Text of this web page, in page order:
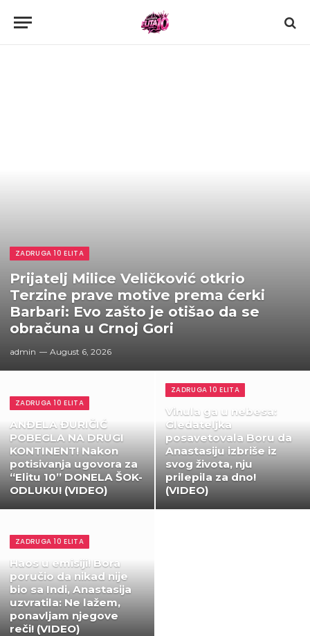
ZADRUGA 10 ELITA
Prijatelj Milice Veličković otkrio
Terzine prave motive prema ćerki
Barbari: Evo zašto je otišao da se
obračuna u Crnoj Gori
admin August 6, 2026
ZADRUGA 10 ELITA
ANĐELA ĐURIČIĆ
POBEGLA NA DRUGI
KONTINENT! Nakon
potisivanja ugovora za
“Elitu 10” DONELA ŠOK-
ODLUKU! (VIDEO)
ZADRUGA 10 ELITA
Vinula ga u nebesa:
Gledateljka
posavetovala Boru da
Anastasiju izbriše iz
svog života, nju
prilepila za dno!
(VIDEO)
ZADRUGA 10 ELITA
Haos u emisiji! Bora
poručio da nikad nije
bio sa Indi, Anastasija
uzvratila: Ne lažem,
ponavljam njegove
reči! (VIDEO)